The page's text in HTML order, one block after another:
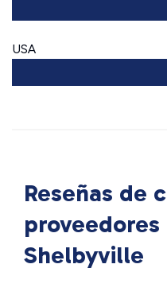
USA
Reseñas de
Shelbyville